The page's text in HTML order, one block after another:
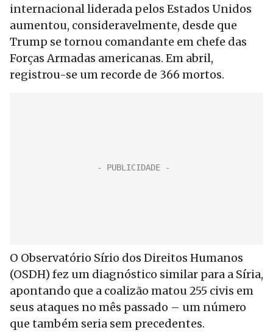
internacional liderada pelos Estados Unidos
aumentou, consideravelmente, desde que
Trump se tornou comandante em chefe das
Forças Armadas americanas. Em abril,
registrou-se um recorde de 366 mortos.
O Observatório Sírio dos Direitos Humanos
(OSDH) fez um diagnóstico similar para a Síria,
apontando que a coalizão matou 255 civis em
seus ataques no mês passado – um número
que também seria sem precedentes.